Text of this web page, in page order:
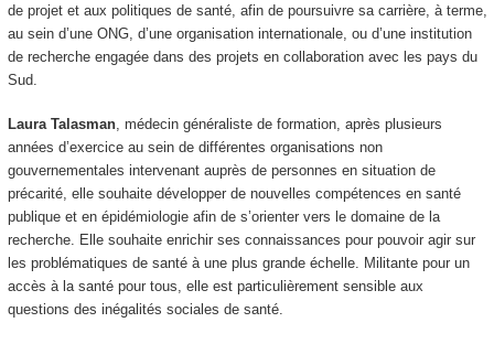
de projet et aux politiques de santé, afin de poursuivre sa carrière, à terme,
au sein d’une ONG, d’une organisation internationale, ou d’une institution
de recherche engagée dans des projets en collaboration avec les pays du
Sud.
Laura Talasman, médecin généraliste de formation, après plusieurs
années d’exercice au sein de différentes organisations non
gouvernementales intervenant auprès de personnes en situation de
précarité, elle souhaite développer de nouvelles compétences en santé
publique et en épidémiologie afin de s’orienter vers le domaine de la
recherche. Elle souhaite enrichir ses connaissances pour pouvoir agir sur
les problématiques de santé à une plus grande échelle. Militante pour un
accès à la santé pour tous, elle est particulièrement sensible aux
questions des inégalités sociales de santé.